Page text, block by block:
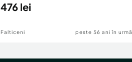
476 lei
Falticeni peste 56 ani în urmă